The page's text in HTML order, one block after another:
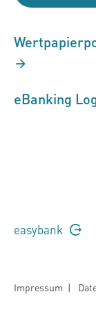
eBanking
easybank
Impressum |